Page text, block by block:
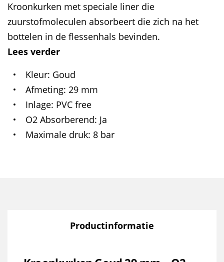
Kroonkurken met speciale liner die
zuurstofmoleculen absorbeert die zich na het
bottelen in de flessenhals bevinden.
Lees verder
Kleur Goud
Afmeting 29 mm
Inlage PVC free
O2 Absorberend Ja
Maximale druk 8 bar
Productinformatie